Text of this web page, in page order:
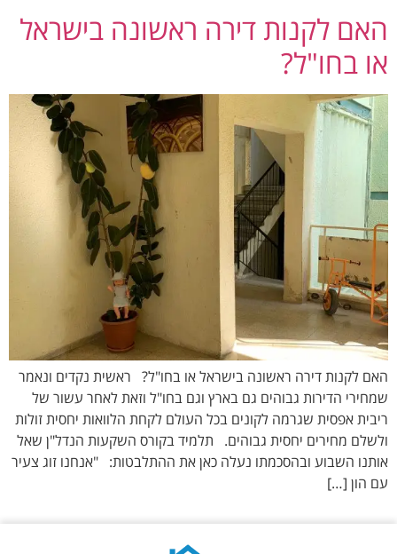
האם לקנות דירה ראשונה בישראל
או בחו"ל?
האם לקנות דירה ראשונה בישראל או בחו"ל? ראשית נקדים ונאמר
שמחירי הדירות גבוהים גם בארץ וגם בחו"ל וזאת לאחר עשור של
ריבית אפסית שגרמה לקונים בכל העולם לקחת הלוואות יחסית זולות
ולשלם מחירים יחסית גבוהים. תלמיד בקורס השקעות הנדל"ן שאל
אותנו השבוע ובהסכמתו נעלה כאן את ההתלבטות: "אנחנו זוג צעיר
עם הון […]